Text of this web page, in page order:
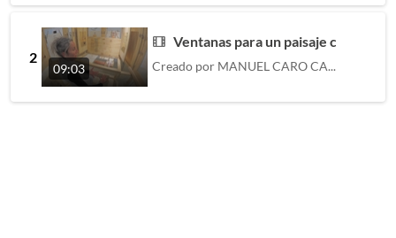
2
09:03
Ventanas para un paisaje corporal
Creado por MANUEL CARO CABRERA